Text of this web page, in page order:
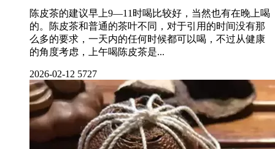
陈皮茶的建议早上9—11时喝比较好，当然也有在晚上喝
的。陈皮茶和普通的茶叶不同，对于引用的时间没有那
么多的要求，一天内的任何时候都可以喝，不过从健康
的角度考虑，上午喝陈皮茶是...
2026-02-12 5727